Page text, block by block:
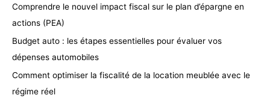
Comprendre le nouvel impact fiscal sur le plan d’épargne en
actions (PEA)
Budget auto : les étapes essentielles pour évaluer vos
dépenses automobiles
Comment optimiser la fiscalité de la location meublée avec le
régime réel